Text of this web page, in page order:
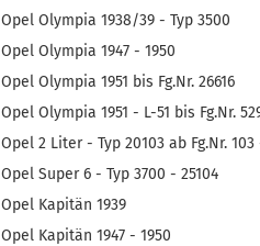
Opel Olympia 1938/39 - Typ 3500
Opel Olympia 1947 - 1950
Opel Olympia 1951 bis Fg.Nr. 26616
Opel Olympia 1951 - L-51 bis Fg.Nr.
Opel 2 Liter - Typ 20103 ab Fg.Nr.
Opel Super 6 - Typ 3700 - 25104
Opel Kapitän 1939
Opel Kapitän 1947 - 1950